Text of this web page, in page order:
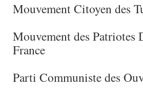
Mouvement Citoyen des
Mouvement des Patriotes
France
Parti Communiste des